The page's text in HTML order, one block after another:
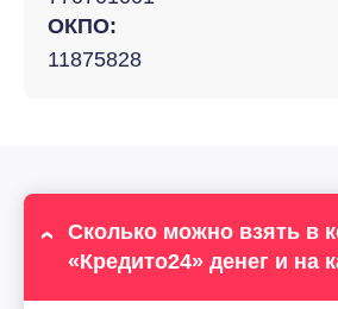
ОКПО:
11875828
Сколько можно взять в
«Кредито24» денег и на